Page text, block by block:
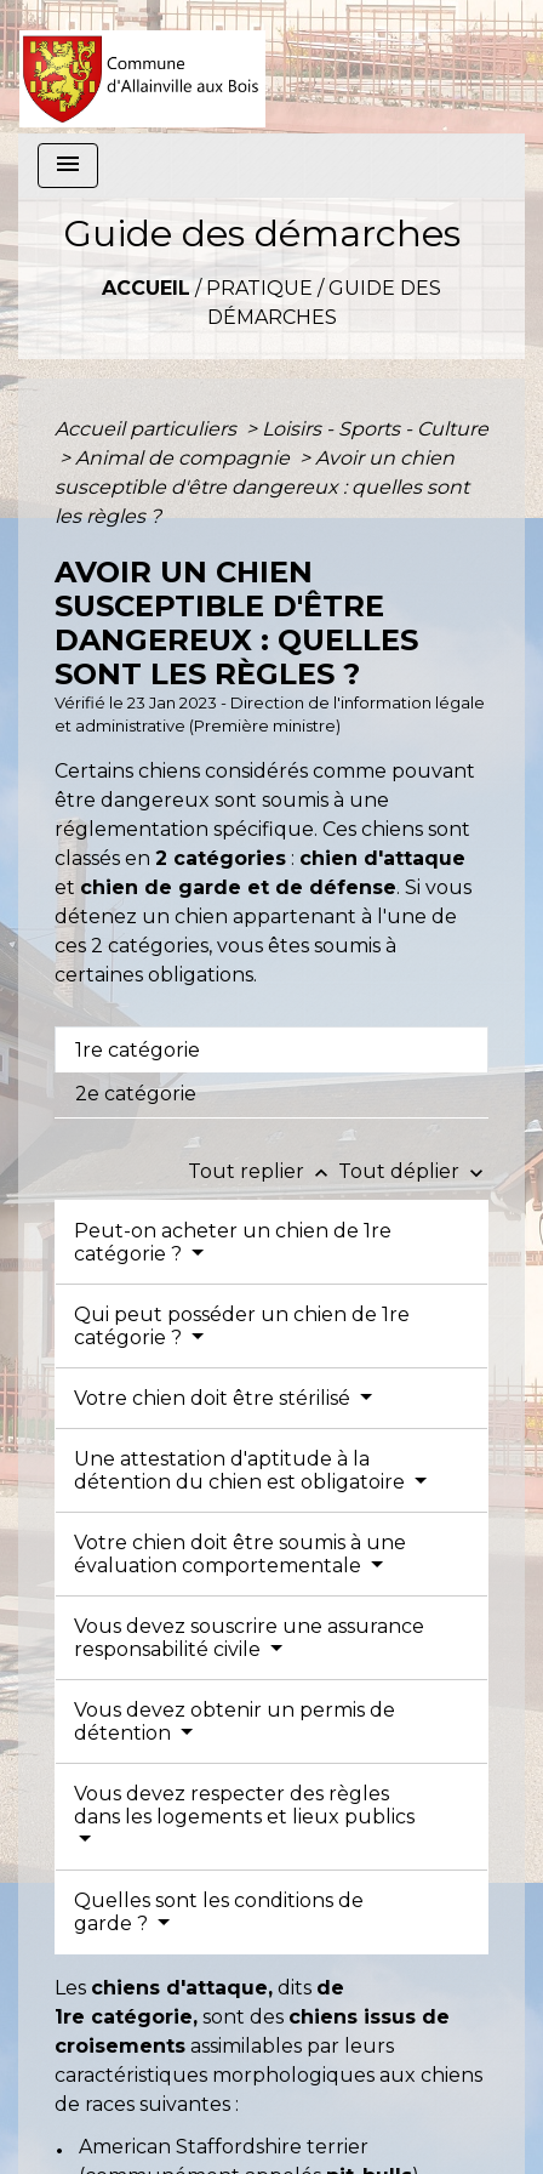
menu
Guide des démarches
ACCUEIL / PRATIQUE /GUIDE DES
DÉMARCHES
Accueil particuliers > Loisirs - Sports - Culture
> Animal de compagnie > Avoir un chien
susceptible d'être dangereux : quelles sont
les règles ?
AVOIR UN CHIEN
SUSCEPTIBLE D'ÊTRE
DANGEREUX : QUELLES
SONT LES RÈGLES ?
Vérifié le 23 Jan 2023 - Direction de l'information légale
et administrative (Première ministre)
Certains chiens considérés comme pouvant
être dangereux sont soumis à une
réglementation spécifique. Ces chiens sont
classés en 2 catégories : chien d'attaque
et chien de garde et de défense. Si vous
détenez un chien appartenant à l'une de
ces 2 catégories, vous êtes soumis à
certaines obligations.
1re catégorie
2e catégorie
Tout replier keyboard_arrow_up Tout déplier keyboard_arrow_down
Peut-on acheter un chien de 1re
catégorie ?
Qui peut posséder un chien de 1re
catégorie ?
Votre chien doit être stérilisé
Une attestation d'aptitude à la
détention du chien est obligatoire
Votre chien doit être soumis à une
évaluation comportementale
Vous devez souscrire une assurance
responsabilité civile
Vous devez obtenir un permis de
détention
Vous devez respecter des règles
dans les logements et lieux publics
Quelles sont les conditions de
garde ?
Les chiens d'attaque, dits de
1re catégorie, sont des chiens issus de
croisements assimilables par leurs
caractéristiques morphologiques aux chiens
de races suivantes :
American Staffordshire terrier